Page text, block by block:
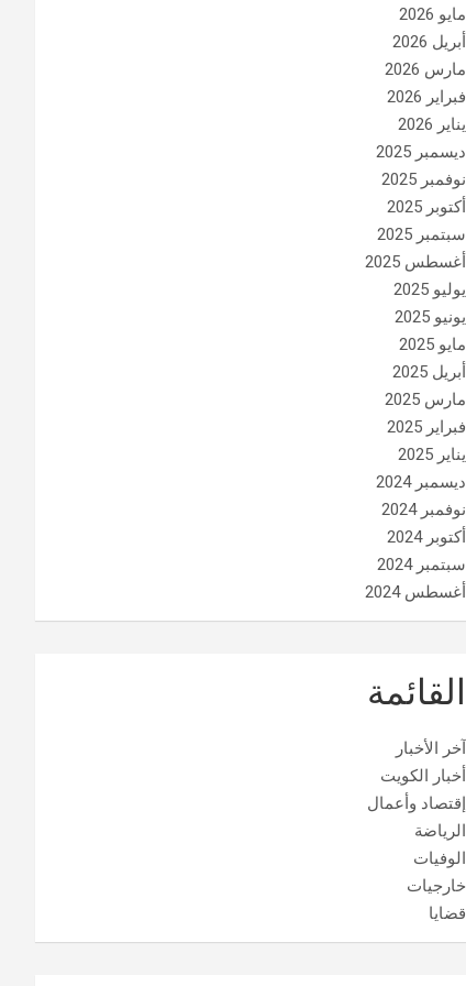
مايو 2026
أبريل 2026
مارس 2026
فبراير 2026
يناير 2026
ديسمبر 2025
نوفمبر 2025
أكتوبر 2025
سبتمبر 2025
أغسطس 2025
يوليو 2025
يونيو 2025
مايو 2025
أبريل 2025
مارس 2025
فبراير 2025
يناير 2025
ديسمبر 2024
نوفمبر 2024
أكتوبر 2024
سبتمبر 2024
أغسطس 2024
القائمة
آخر الأخبار
أخبار الكويت
إقتصاد وأعمال
الرياضة
الوفيات
خارجيات
قضايا